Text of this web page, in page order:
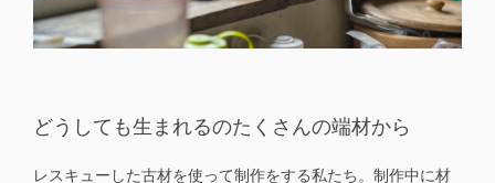
どうしても生まれるのたくさんの端材から
レスキューした古材を使って制作をする私たち。制作中に材